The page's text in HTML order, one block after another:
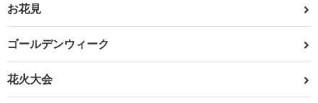
お花見
ゴールデンウィーク
花火大会